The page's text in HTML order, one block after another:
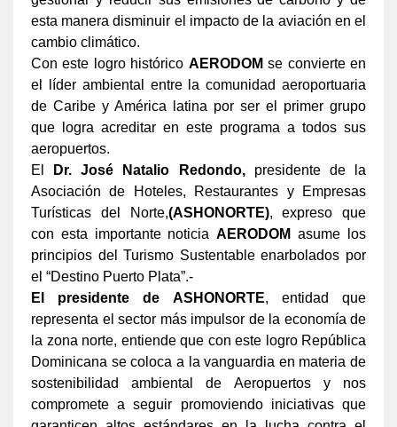
esta manera disminuir el impacto de la aviación en el
cambio climático.
Con este logro histórico AERODOM se convierte en
el líder ambiental entre la comunidad aeroportuaria
de Caribe y América latina por ser el primer grupo
que logra acreditar en este programa a todos sus
aeropuertos.
El
Dr. José Natalio Redondo,
presidente de la
Asociación de Hoteles, Restaurantes y Empresas
Turísticas del Norte,(ASHONORTE), expreso que
con esta importante noticia AERODOM asume los
principios del Turismo Sustentable enarbolados por
el “Destino Puerto Plata”.-
El presidente de ASHONORTE, entidad que
representa el sector más impulsor de la economía de
la zona norte, entiende que con este logro República
Dominicana se coloca a la vanguardia en materia de
sostenibilidad ambiental de Aeropuertos y nos
compromete a seguir promoviendo iniciativas que